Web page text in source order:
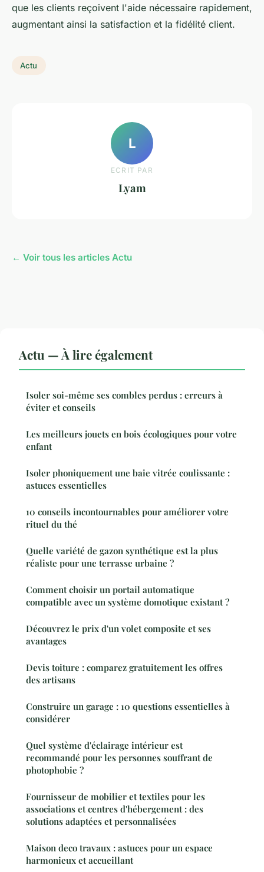
que les clients reçoivent l'aide nécessaire rapidement,
augmentant ainsi la satisfaction et la fidélité client.
Actu
L
ECRIT PAR
Lyam
← Voir tous les articles Actu
Actu — À lire également
Isoler soi-même ses combles perdus : erreurs à
éviter et conseils
Les meilleurs jouets en bois écologiques pour votre
enfant
Isoler phoniquement une baie vitrée coulissante :
astuces essentielles
10 conseils incontournables pour améliorer votre
rituel du thé
Quelle variété de gazon synthétique est la plus
réaliste pour une terrasse urbaine ?
Comment choisir un portail automatique
compatible avec un système domotique existant ?
Découvrez le prix d'un volet composite et ses
avantages
Devis toiture : comparez gratuitement les offres
des artisans
Construire un garage : 10 questions essentielles à
considérer
Quel système d'éclairage intérieur est
recommandé pour les personnes souffrant de
photophobie ?
Fournisseur de mobilier et textiles pour les
associations et centres d'hébergement : des
solutions adaptées et personnalisées
Maison deco travaux : astuces pour un espace
harmonieux et accueillant